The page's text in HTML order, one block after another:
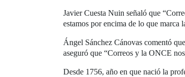
Javier Cuesta Nuin señaló que
estamos por encima de lo que marca
Ángel Sánchez Cánovas comentó
aseguró que “Correos y la ONCE
Desde 1756, año en que nació la